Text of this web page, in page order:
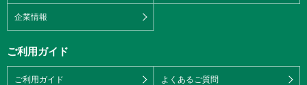
企業情報
ご利用ガイド
ご利用ガイド よくあるご質問